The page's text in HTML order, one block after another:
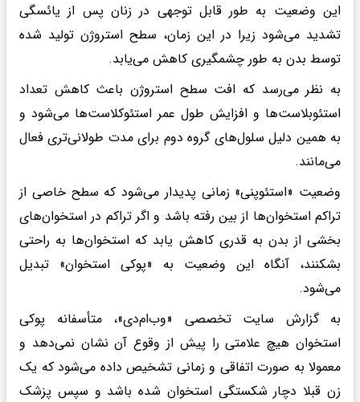
این وضعیت به طور قابل توجهی در زنان پس از یائسگی
تشدید می‌شود زیرا در این زمان، سطح استروژن تولید شده
توسط بدن به طور چشمگیری کاهش می‌یابد.
به نظر می‌رسد که افت سطح استروژن باعث کاهش تعداد
استئوبلاست‌ها و افزایش طول عمر استئوکلاست‌ها می‌شود و
به همین دلیل سلول‌های گروه دوم برای مدت طولانی‌تری فعال
می‌مانند.
وضعیت «استئوپنی» زمانی پدیدار می‌شود که سطح خاصی از
تراکم استخوان‌ها از بین رفته باشد و اگر تراکم در استخوان‌های
بخشی از بدن به قدری کاهش یابد که استخوان‌ها به راحتی
بشکنند، آنگاه این وضعیت به «پوکی استخوان» تبدیل
می‌شود.
به گزارش سایت تخصصی «وب‌ام‌دی»، متأسفانه پوکی
استخوان هیچ علامتی را پیش از وقوع آن نشان نمی‌دهد و
معمولا به صورت اتفاقی و زمانی تشخیص داده می‌شود که یک
زن قبلا دچار شکستگی استخوان شده باشد و سپس پزشک